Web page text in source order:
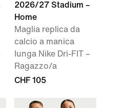
2026/27 Stadium –
Home
Maglia replica da
calcio a manica
lunga Nike Dri-FIT –
Ragazzo/a
CHF 105